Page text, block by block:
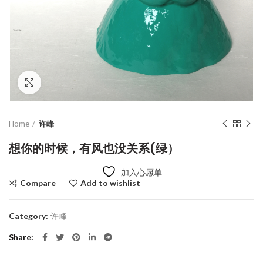
Home 许峰
想你的时候，有风也没关系(绿）
加入心愿单
Compare
Add to wishlist
Category: 许峰
Share